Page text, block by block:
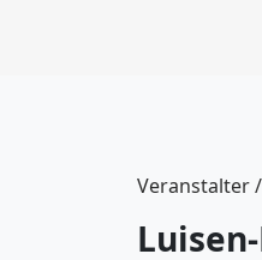
Veranstalter